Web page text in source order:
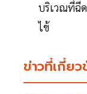
บริเวณที่ฉี
ไข้
ข่าวที่เกี่ย